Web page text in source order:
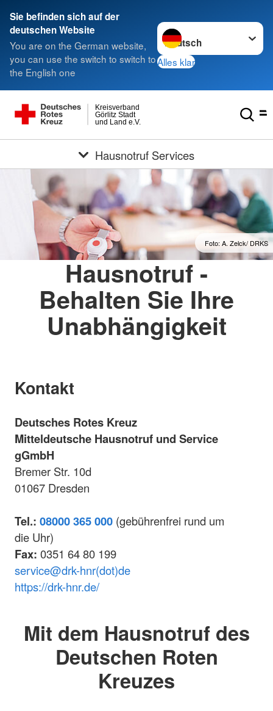
Sie befinden sich auf der
deutschen Website
You are on the German website,
you can use the switch to switch to
the English one
Sprache wechseln zu
Alles klar
und Land e.V.
Görlitz Stadt
Kreisverband
Hausnotruf Services
Foto: A. Zelck/ DRKS
Hausnotruf -
Behalten Sie Ihre
Unabhängigkeit
Kontakt
Deutsches Rotes Kreuz
Mitteldeutsche Hausnotruf und Service
gGmbH
Bremer Str. 10d
01067 Dresden
Tel.: 08000 365 000 (gebührenfrei rund um
die Uhr)
Fax: 0351 64 80 199
service@drk-hnr(dot)de
https://drk-hnr.de/
Mit dem Hausnotruf des
Deutschen Roten
Kreuzes